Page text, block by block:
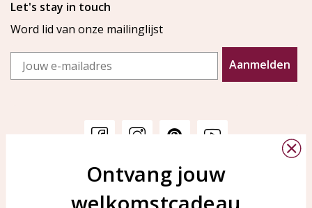
Let's stay in touch
Word lid van onze mailinglijst
Email
Aanmelden
Veelgestelde vragen
KAYA Sieraden
Bellen of WhatsApp Ma-Vr
Ontvang jouw